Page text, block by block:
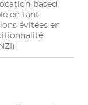
based,
en tant
évitées en